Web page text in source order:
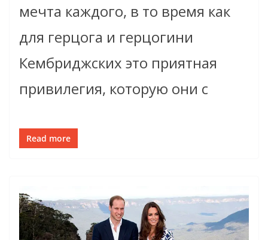
мечта каждого, в то время как
для герцога и герцогини
Кембриджских это приятная
привилегия, которую они с
Read more